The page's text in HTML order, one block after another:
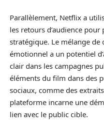
Parallèlement, Netflix a
les retours d’audience
stratégique. Le mélange
émotionnel a un potentiel
clair dans les campagnes
éléments du film dans des
sociaux, comme des
plateforme incarne une
lien avec le public cible.